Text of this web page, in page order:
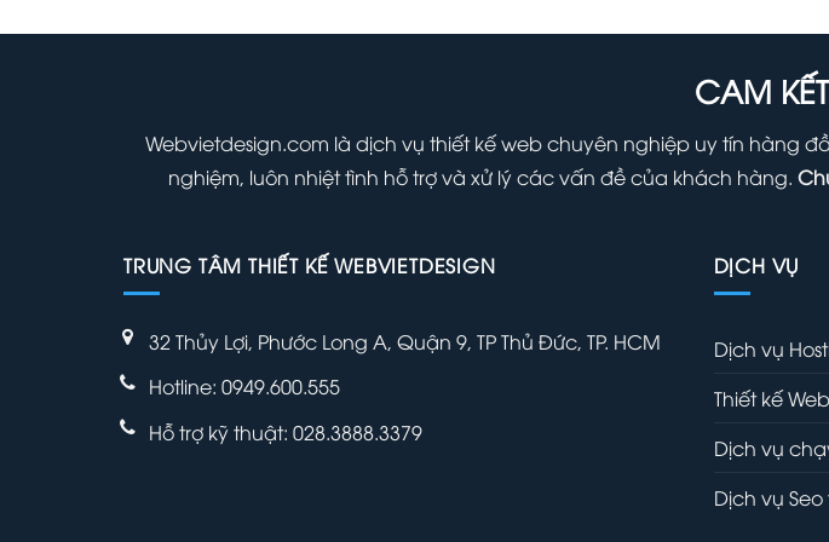
CAM
Webvietdesign.com là dịch vụ thiết kế web chuyên nghiệp uy tín hàng
nghiệm, luôn nhiệt tình hỗ trợ và xử lý các vấn đề của khách hàng.
TRUNG TÂM THIẾT KẾ WEBVIETDESIGN
32 Thủy Lợi, Phước Long A, Quận 9, TP Thủ Đức, TP. HCM
Hotline: 0949.600.555
Hỗ trợ kỹ thuật: 028.3888.3379
DỊCH VỤ
Dịch vụ
Thiết kế
Dịch vụ
Dịch vụ